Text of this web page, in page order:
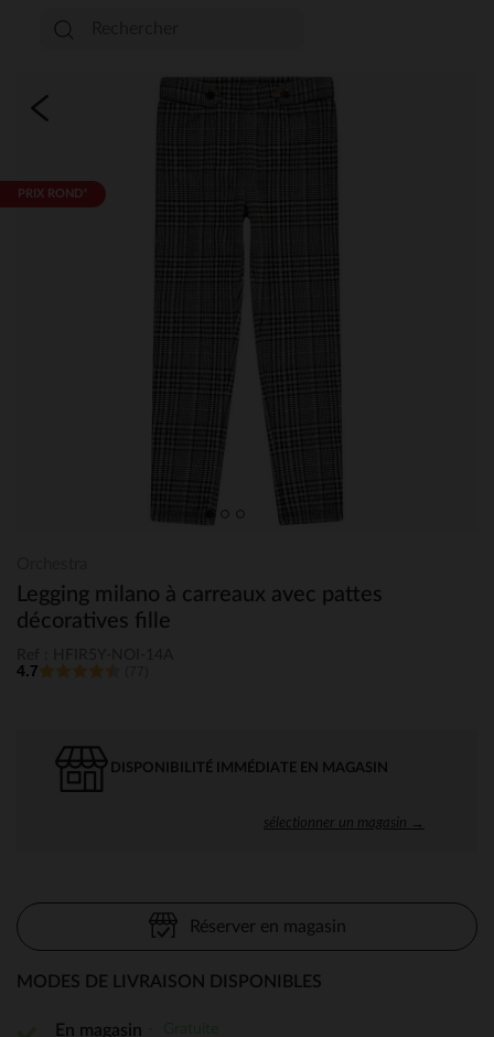
PRIX ROND*
Legging milano à carreaux avec pattes
décoratives fille
4.7
DISPONIBILITÉ IMMÉDIATE EN MAGASIN
sélectionner un magasin →
Réserver en magasin
MODES DE LIVRAISON DISPONIBLES
En magasin